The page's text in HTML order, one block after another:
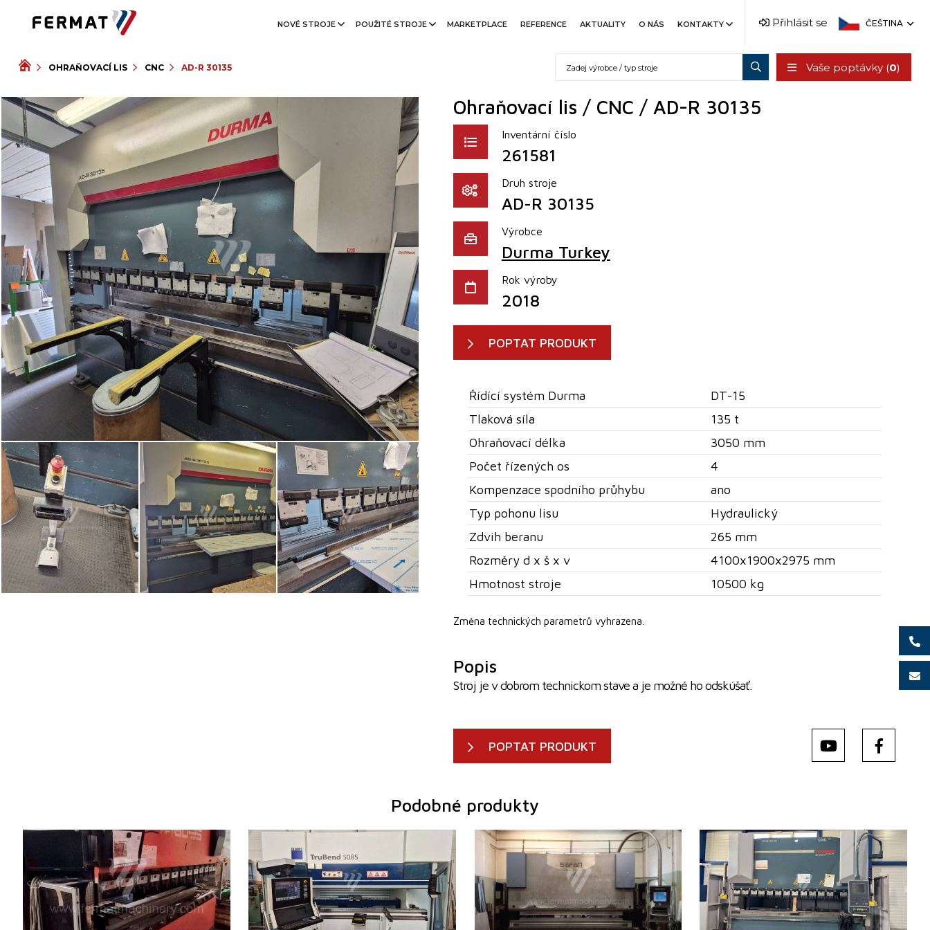
NOVÉ STROJE POUŽITÉ STROJE MARKETPLACE REFERENCE AKTUALITY O NÁS KONTAKTY Přihlásit se ČEŠTINA
OHRAŇOVACÍ LIS CNC AD-R 30135 Vaše poptávky (0)
Ohraňovací lis / CNC / AD-R 30135
Inventární číslo
261581
Druh stroje
AD-R 30135
Výrobce
Durma Turkey
Rok výroby
2018
POPTAT PRODUKT
Řídící systém Durma
DT-15
Tlaková síla
135 t
Ohraňovací délka
3050 mm
Počet řízených os
4
Kompenzace spodního průhybu
ano
Typ pohonu lisu
Hydraulický
Zdvih beranu
265 mm
Rozměry d x š x v
4100x1900x2975 mm
Hmotnost stroje
10500 kg
Změna technických parametrů vyhrazena.
Popis
Stroj je v dobrom technickom stave a je možné ho odskúšať.
POPTAT PRODUKT
Podobné produkty
ano
Tlaková síla
80 t
Ohraňovací délka
2620 mm
Počet řízených os
4
Kompenzace spodního průhybu
Zdvih beranu
200 mm
Rok výroby:
Řídící systém
Tlaková síla
85 t
Ohraňovací délka
2720 mm
Počet řízených os
6
Kompenzace spodního
průhybu
ano
Rok výroby:
2002
Řídící systém
ano
120 t
Ohraňovací délka
3100 mm
Počet řízených os
Kompenzace spodního
průhybu
ano
Rok výroby:
2013
Řídící systém
ano
Řídící systém Cybelec
Tlaková síla
175 t
Ohraňovací délka
3050 mm
Počet řízených os
4
Kompenzace spodního
ano